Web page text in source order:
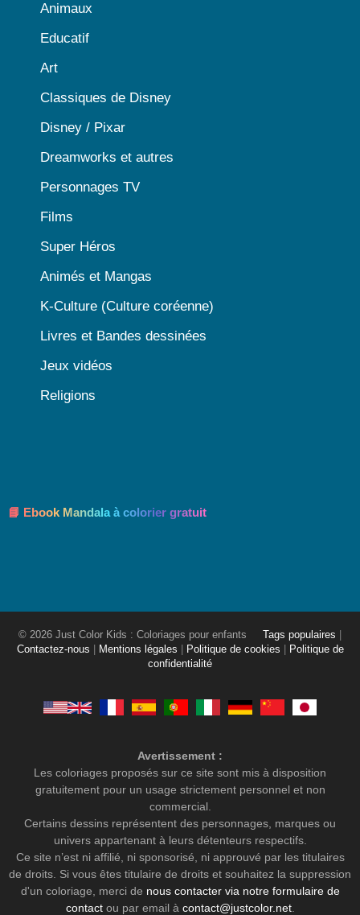
Animaux
Educatif
Art
Classiques de Disney
Disney / Pixar
Dreamworks et autres
Personnages TV
Films
Super Héros
Animés et Mangas
K-Culture (Culture coréenne)
Livres et Bandes dessinées
Jeux vidéos
Religions
📘 Ebook Mandala à colorier gratuit
© 2026 Just Color Kids : Coloriages pour enfants Tags populaires
Contactez-nous
Mentions légales Politique de cookies
Politique de
confidentialité
Avertissement :
Les coloriages proposés sur ce site sont mis à disposition
gratuitement pour un usage strictement personnel et non
commercial.
Certains dessins représentent des personnages, marques ou
univers appartenant à leurs détenteurs respectifs.
Ce site n’est ni affilié, ni sponsorisé, ni approuvé par les titulaires
de droits. Si vous êtes titulaire de droits et souhaitez la suppression
d'un coloriage, merci de nous contacter via notre formulaire de
contactou par email à contact@justcolor.net.